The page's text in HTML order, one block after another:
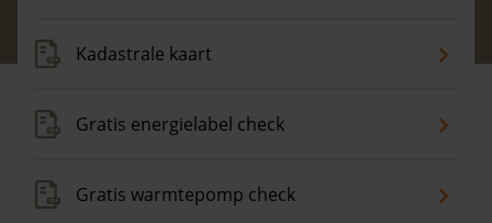
Kadastrale kaart
Gratis energielabel check
Gratis warmtepomp check